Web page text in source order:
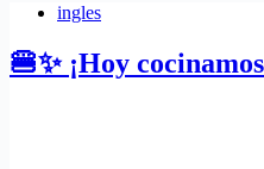
ingles
🍔✨ ¡Hoy